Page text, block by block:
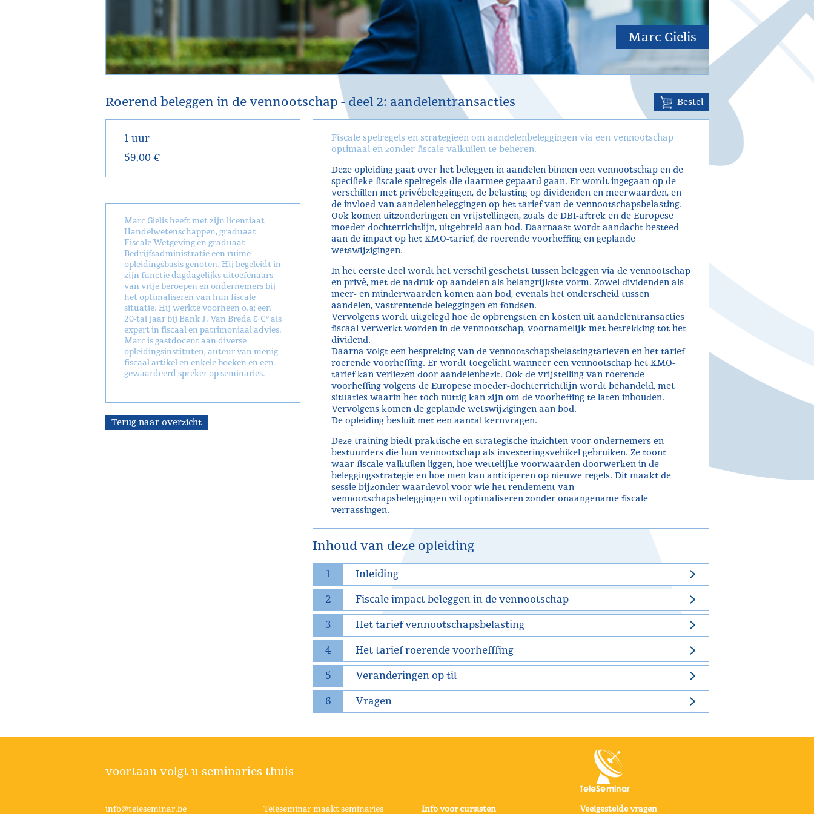
Marc Gielis
Bestel
Roerend beleggen in de vennootschap - deel 2: aandelentransacties
1 uur
59,00 €
Marc Gielis heeft met zijn licentiaat
Handelwetenschappen, graduaat
Fiscale Wetgeving en graduaat
Bedrijfsadministratie een ruime
opleidingsbasis genoten. Hij begeleidt in
zijn functie dagdagelijks uitoefenaars
van vrije beroepen en ondernemers bij
het optimaliseren van hun fiscale
situatie. Hij werkte voorheen o.a; een
20-tal jaar bij Bank J. Van Breda & C° als
expert in fiscaal en patrimoniaal advies.
Marc is gastdocent aan diverse
opleidingsinstituten, auteur van menig
fiscaal artikel en enkele boeken en een
gewaardeerd spreker op seminaries.
Terug naar overzicht
Fiscale spelregels en strategieën om aandelenbeleggingen via een vennootschap
optimaal en zonder fiscale valkuilen te beheren.
Deze opleiding gaat over het beleggen in aandelen binnen een vennootschap en de
specifieke fiscale spelregels die daarmee gepaard gaan. Er wordt ingegaan op de
verschillen met privébeleggingen, de belasting op dividenden en meerwaarden, en
de invloed van aandelenbeleggingen op het tarief van de vennootschapsbelasting.
Ook komen uitzonderingen en vrijstellingen, zoals de DBI-aftrek en de Europese
moeder-dochterrichtlijn, uitgebreid aan bod. Daarnaast wordt aandacht besteed
aan de impact op het KMO-tarief, de roerende voorheffing en geplande
wetswijzigingen.
In het eerste deel wordt het verschil geschetst tussen beleggen via de vennootschap
en privé, met de nadruk op aandelen als belangrijkste vorm. Zowel dividenden als
meer- en minderwaarden komen aan bod, evenals het onderscheid tussen
aandelen, vastrentende beleggingen en fondsen.
Vervolgens wordt uitgelegd hoe de opbrengsten en kosten uit aandelentransacties
fiscaal verwerkt worden in de vennootschap, voornamelijk met betrekking tot het
dividend.
Daarna volgt een bespreking van de vennootschapsbelastingtarieven en het tarief
roerende voorheffing. Er wordt toegelicht wanneer een vennootschap het KMO-
tarief kan verliezen door aandelenbezit. Ook de vrijstelling van roerende
voorheffing volgens de Europese moeder-dochterrichtlijn wordt behandeld, met
situaties waarin het toch nuttig kan zijn om de voorheffing te laten inhouden.
Vervolgens komen de geplande wetswijzigingen aan bod.
De opleiding besluit met een aantal kernvragen.
Deze training biedt praktische en strategische inzichten voor ondernemers en
bestuurders die hun vennootschap als investeringsvehikel gebruiken. Ze toont
waar fiscale valkuilen liggen, hoe wettelijke voorwaarden doorwerken in de
beleggingsstrategie en hoe men kan anticiperen op nieuwe regels. Dit maakt de
sessie bijzonder waardevol voor wie het rendement van
vennootschapsbeleggingen wil optimaliseren zonder onaangename fiscale
verrassingen.
Inhoud van deze opleiding
1
Inleiding
2
Fiscale impact beleggen in de vennootschap
3
Het tarief vennootschapsbelasting
4
Het tarief roerende voorhefffing
5
Veranderingen op til
6
Vragen
voortaan volgt u seminaries thuis
info@teleseminar.be Teleseminar maakt seminaries Info voor cursisten Veelgestelde vragen